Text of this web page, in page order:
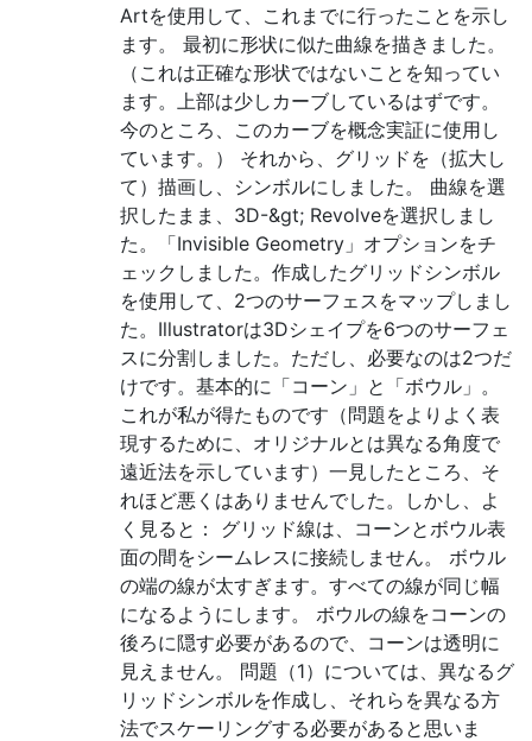
Artを使用して、これまでに行ったことを示し
ます。 最初に形状に似た曲線を描きました。
（これは正確な形状ではないことを知ってい
ます。上部は少しカーブしているはずです。
今のところ、このカーブを概念実証に使用し
ています。） それから、グリッドを（拡大し
て）描画し、シンボルにしました。 曲線を選
択したまま、3D-&gt; Revolveを選択しまし
た。「Invisible Geometry」オプションをチ
ェックしました。作成したグリッドシンボル
を使用して、2つのサーフェスをマップしまし
た。Illustratorは3Dシェイプを6つのサーフェ
スに分割しました。ただし、必要なのは2つだ
けです。基本的に「コーン」と「ボウル」。
これが私が得たものです（問題をよりよく表
現するために、オリジナルとは異なる角度で
遠近法を示しています）一見したところ、そ
れほど悪くはありませんでした。しかし、よ
く見ると： グリッド線は、コーンとボウル表
面の間をシームレスに接続しません。 ボウル
の端の線が太すぎます。すべての線が同じ幅
になるようにします。 ボウルの線をコーンの
後ろに隠す必要があるので、コーンは透明に
見えません。 問題（1）については、異なるグ
リッドシンボルを作成し、それらを異なる方
法でスケーリングする必要があると思いま